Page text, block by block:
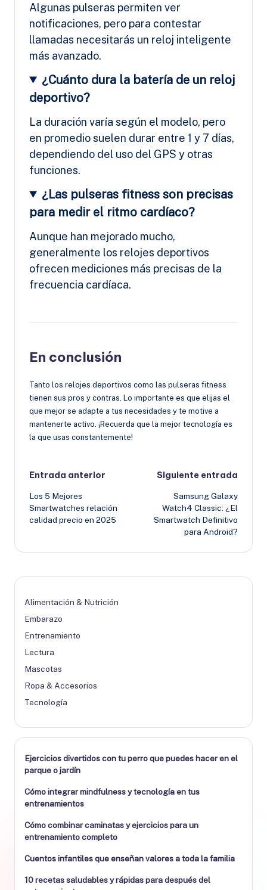
Algunas pulseras permiten ver
notificaciones, pero para contestar
llamadas necesitarás un reloj inteligente
más avanzado.
¿Cuánto dura la batería de un reloj
deportivo?
La duración varía según el modelo, pero
en promedio suelen durar entre 1 y 7 días,
dependiendo del uso del GPS y otras
funciones.
¿Las pulseras fitness son precisas
para medir el ritmo cardíaco?
Aunque han mejorado mucho,
generalmente los relojes deportivos
ofrecen mediciones más precisas de la
frecuencia cardíaca.
En conclusión
Tanto los relojes deportivos como las pulseras fitness
tienen sus pros y contras. Lo importante es que elijas el
que mejor se adapte a tus necesidades y te motive a
mantenerte activo. ¡Recuerda que la mejor tecnología es
la que usas constantemente!
Navegación
de
entradas
Entrada anterior
Los 5 Mejores
Smartwatches relación
calidad precio en 2025
Siguiente entrada
Samsung Galaxy
Watch4 Classic: ¿El
Smartwatch Definitivo
para Android?
Alimentación & Nutrición
Embarazo
Entrenamiento
Lectura
Mascotas
Ropa & Accesorios
Tecnología
Ejercicios divertidos con tu perro que puedes hacer en el
parque o jardín
Cómo integrar mindfulness y tecnología en tus
entrenamientos
Cómo combinar caminatas y ejercicios para un
entrenamiento completo
Cuentos infantiles que enseñan valores a toda la familia
10 recetas saludables y rápidas para después del